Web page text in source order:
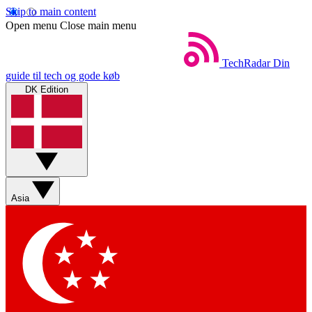
Skip to main content
Open menu Close main menu
TechRadar Din
guide til tech og gode køb
DK Edition
Asia